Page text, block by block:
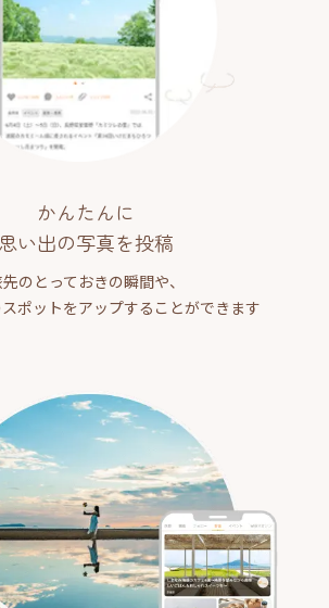
かんたんに
い出の写真を投稿
のとっておきの瞬間や、
ポットをアップすることができます